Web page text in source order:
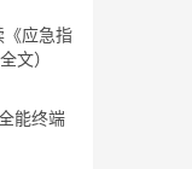
《应急指
文）
能终端